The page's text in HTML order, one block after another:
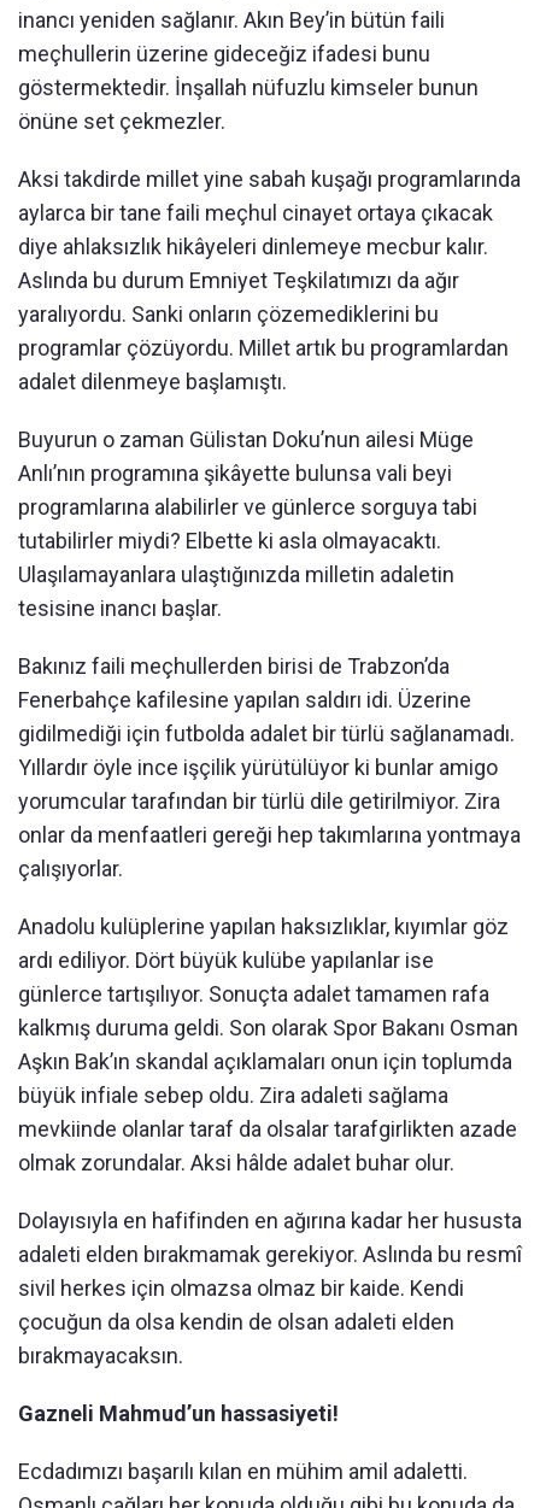
inancı yeniden sağlanır. Akın Bey’in bütün faili
meçhullerin üzerine gideceğiz ifadesi bunu
göstermektedir. İnşallah nüfuzlu kimseler bunun
önüne set çekmezler.
Aksi takdirde millet yine sabah kuşağı programlarında
aylarca bir tane faili meçhul cinayet ortaya çıkacak
diye ahlaksızlık hikâyeleri dinlemeye mecbur kalır.
Aslında bu durum Emniyet Teşkilatımızı da ağır
yaralıyordu. Sanki onların çözemediklerini bu
programlar çözüyordu. Millet artık bu programlardan
adalet dilenmeye başlamıştı.
Buyurun o zaman Gülistan Doku’nun ailesi Müge
Anlı’nın programına şikâyette bulunsa vali beyi
programlarına alabilirler ve günlerce sorguya tabi
tutabilirler miydi? Elbette ki asla olmayacaktı.
Ulaşılamayanlara ulaştığınızda milletin adaletin
tesisine inancı başlar.
Bakınız faili meçhullerden birisi de Trabzon’da
Fenerbahçe kafilesine yapılan saldırı idi. Üzerine
gidilmediği için futbolda adalet bir türlü sağlanamadı.
Yıllardır öyle ince işçilik yürütülüyor ki bunlar amigo
yorumcular tarafından bir türlü dile getirilmiyor. Zira
onlar da menfaatleri gereği hep takımlarına yontmaya
çalışıyorlar.
Anadolu kulüplerine yapılan haksızlıklar, kıyımlar göz
ardı ediliyor. Dört büyük kulübe yapılanlar ise
günlerce tartışılıyor. Sonuçta adalet tamamen rafa
kalkmış duruma geldi. Son olarak Spor Bakanı Osman
Aşkın Bak’ın skandal açıklamaları onun için toplumda
büyük infiale sebep oldu. Zira adaleti sağlama
mevkiinde olanlar taraf da olsalar tarafgirlikten azade
olmak zorundalar. Aksi hâlde adalet buhar olur.
Dolayısıyla en hafifinden en ağırına kadar her hususta
adaleti elden bırakmamak gerekiyor. Aslında bu resmî
sivil herkes için olmazsa olmaz bir kaide. Kendi
çocuğun da olsa kendin de olsan adaleti elden
bırakmayacaksın.
Gazneli Mahmud’un hassasiyeti!
Ecdadımızı başarılı kılan en mühim amil adaletti.